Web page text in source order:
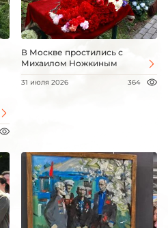
В Москве простились с
Михаилом Ножкиным
31 июля 2026 364